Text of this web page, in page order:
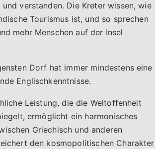
verstanden. Die Kreter wissen, wie
Tourismus ist, und so sprechen
mehr Menschen auf der Insel
Dorf hat immer mindestens eine
Englischkenntnisse.
Leistung, die die Weltoffenheit
ermöglicht ein harmonisches
Griechisch und anderen
den kosmopolitischen Charakter